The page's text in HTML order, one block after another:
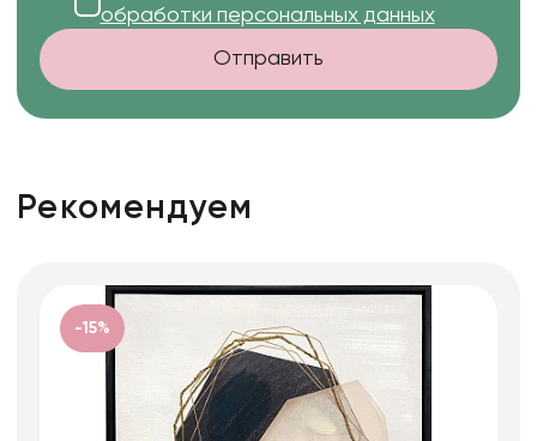
обработки персональных данных
Отправить
Рекомендуем
-15%